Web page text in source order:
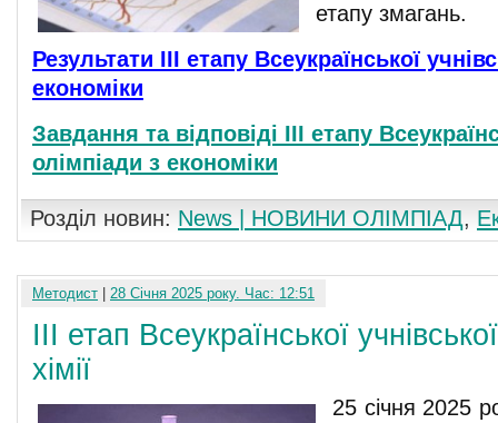
етапу змагань.
Результати ІІІ етапу Всеукраїнської
економіки
Завдання та відповіді ІІІ етапу
олімпіади з економіки
Розділ новин: News | НОВИНИ ОЛІМПІАД,
Методист 28 Січня 2025 року. Час: 12:51
ІІІ етап Всеукраїнської
хімії
25 січня 2025